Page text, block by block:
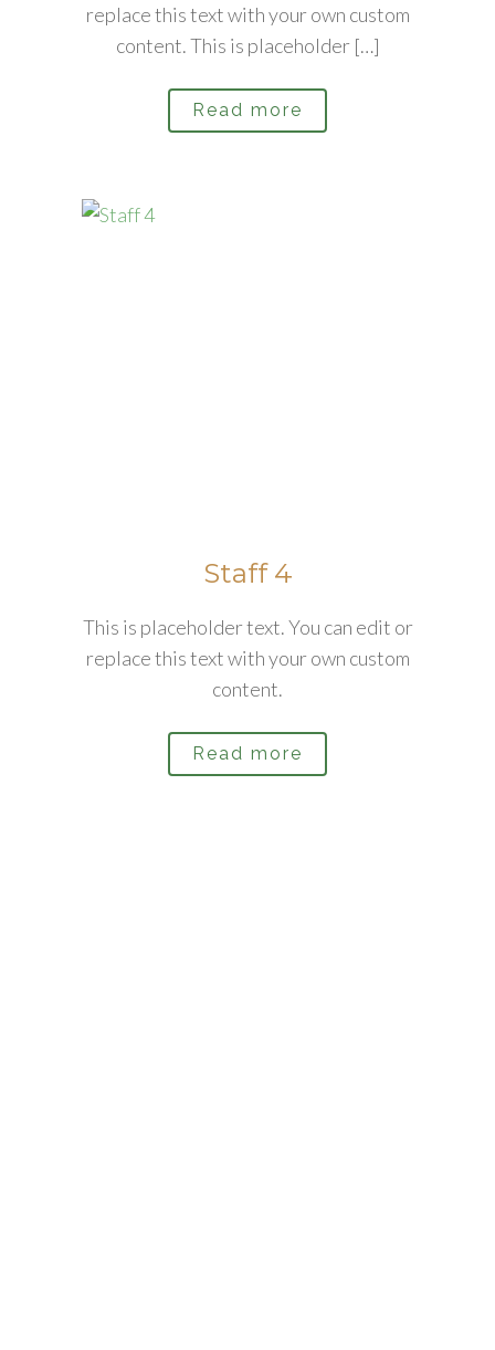
replace this text with your own custom
content. This is placeholder […]
Read more
Staff 4
This is placeholder text. You can edit or
replace this text with your own custom
content.
Read more